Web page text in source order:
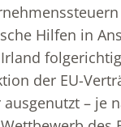
Hilfen in
der EU-
– je